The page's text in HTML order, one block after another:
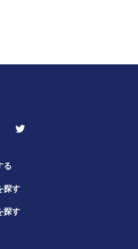
る
探す
探す